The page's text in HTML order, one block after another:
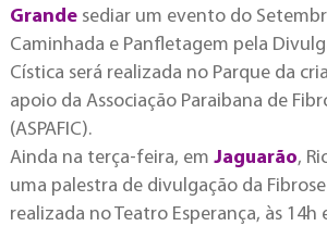
Grandesediar um evento do
Caminhada e Panfletagem pela
Cística será realizada no Parque da
apoio da Associação Paraibana de
(ASPAFIC).
Ainda na terça-feira, em Jaguarão,
uma palestra de divulgação da
realizada no Teatro Esperança, às 14h